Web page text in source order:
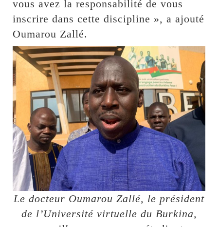
vous avez la responsabilité de vous
inscrire dans cette discipline », a ajouté
Oumarou Zallé.
Le docteur Oumarou Zallé, le président
de l’Université virtuelle du Burkina,